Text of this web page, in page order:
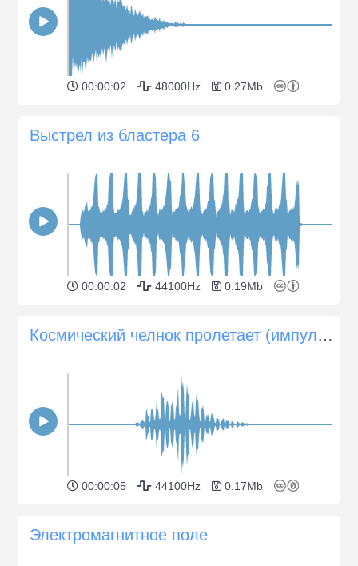
00:00:02 48000Hz 0.27Mb
Выстрел из бластера 6
00:00:02 44100Hz 0.19Mb
Космический челнок пролетает (импульс)
00:00:05 44100Hz 0.17Mb
Электромагнитное поле